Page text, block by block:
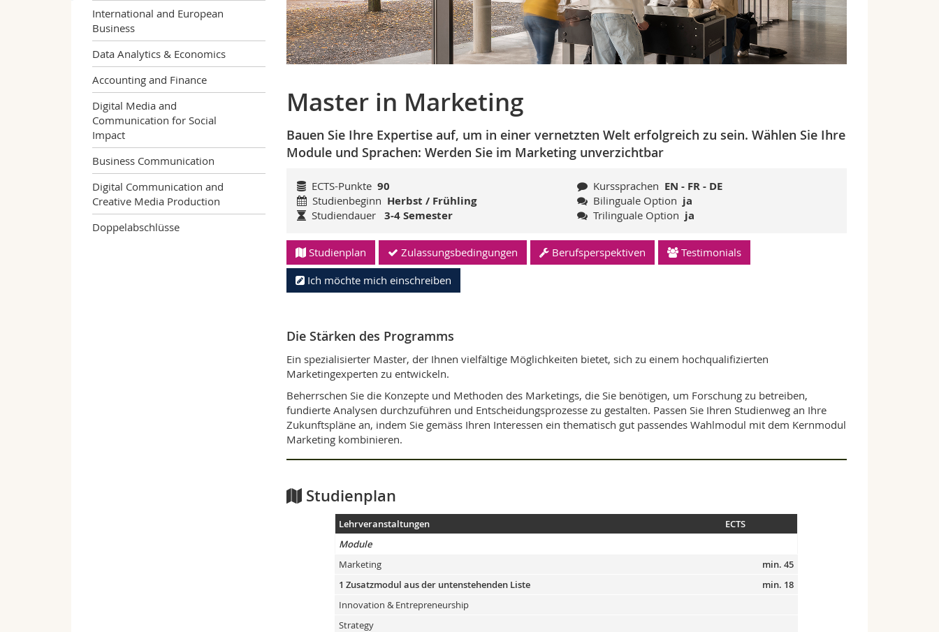
International and European
Business
Data Analytics & Economics
Accounting and Finance
Digital Media and
Communication for Social
Impact
Business Communication
Digital Communication and
Creative Media Production
Doppelabschlüsse
Master in Marketing
Bauen Sie Ihre Expertise auf, um in einer vernetzten Welt erfolgreich zu sein. Wählen Sie Ihre
Module und Sprachen: Werden Sie im Marketing unverzichtbar
ECTS-Punkte 90
Studienbeginn Herbst / Frühling
Studiendauer 3-4 Semester
Kurssprachen EN - FR - DE
Bilinguale Option ja
Trilinguale Option ja
Studienplan Zulassungsbedingungen Berufsperspektiven
Testimonials
Ich möchte mich einschreiben
Die Stärken des Programms
Ein spezialisierter Master, der Ihnen vielfältige Möglichkeiten bietet, sich zu einem hochqualifizierten
Marketingexperten zu entwickeln.
Beherrschen Sie die Konzepte und Methoden des Marketings, die Sie benötigen, um Forschung zu betreiben,
fundierte Analysen durchzuführen und Entscheidungsprozesse zu gestalten. Passen Sie Ihren Studienweg an Ihre
Zukunftspläne an, indem Sie gemäss Ihren Interessen ein thematisch gut passendes Wahlmodul mit dem Kernmodul
Marketing kombinieren.
Studienplan
Lehrveranstaltungen
ECTS
Module
Marketing
min. 45
1 Zusatzmodul aus der untenstehenden Liste
min. 18
Innovation & Entrepreneurship
Strategy